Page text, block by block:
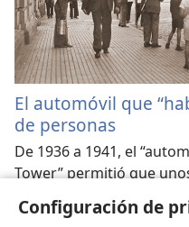
Configuración de
El automóvil que
de personas
De 1936 a 1941, el
Tower” permitió que